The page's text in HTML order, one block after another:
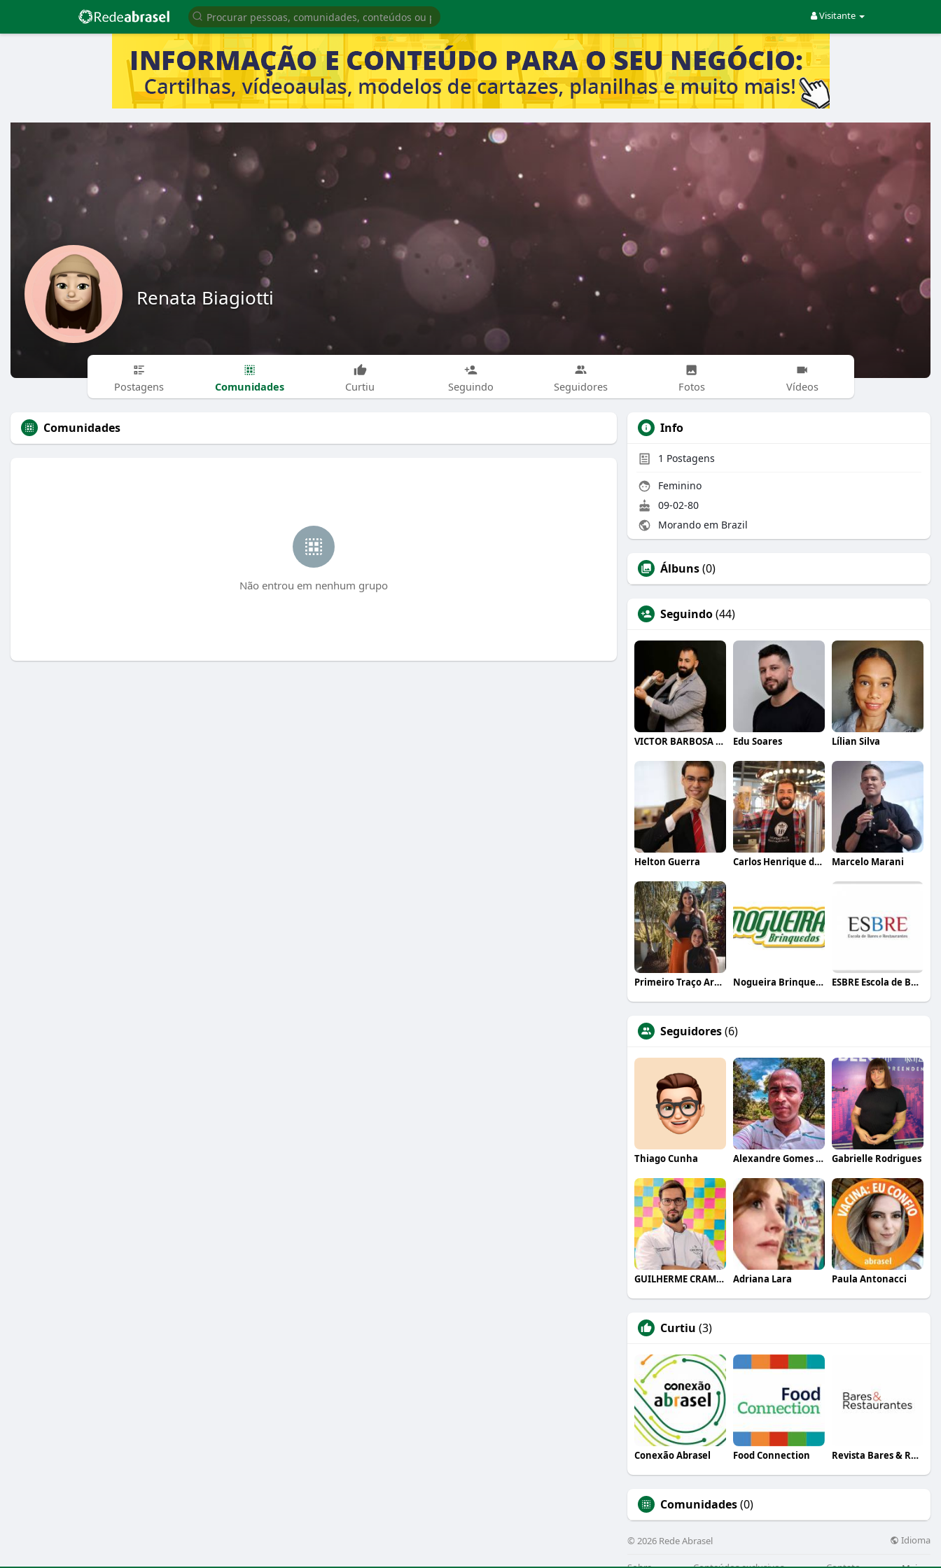
Visitante
Renata Biagiotti
Postagens Comunidades Curtiu Seguindo Seguidores Fotos Vídeos
Comunidades
Não entrou em nenhum grupo
Info
1 Postagens
Feminino
09-02-80
Morando em Brazil
Álbuns(0)
Seguindo(44)
VICTOR BARBOSA QUARANTA Edu Soares Lílian Silva
Helton Guerra Carlos Henrique de Faria Vasconcelos Marcelo Marani
Primeiro Traço Arquitetura Nogueira Brinquedos ESBRE Escola de Bares e Restaurantes
Seguidores(6)
Thiago Cunha Alexandre Gomes Da Silva Gabrielle Rodrigues
GUILHERME CRAMER BALLE Adriana Lara Paula Antonacci
Curtiu (3)
Conexão Abrasel Food Connection Revista Bares & Restaurantes
Comunidades(0)
© 2026 Rede Abrasel Idioma